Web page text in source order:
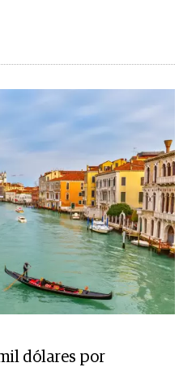
dólares por